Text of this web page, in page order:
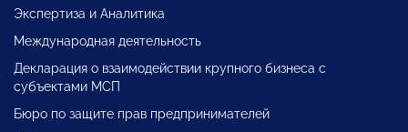
Экспертиза и Аналитика
Международная деятельность
Декларация о взаимодействии крупного бизнеса с
субъектами МСП
Бюро по защите прав предпринимателей